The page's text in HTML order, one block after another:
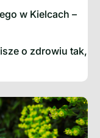
w Kielcach –
o zdrowiu tak,